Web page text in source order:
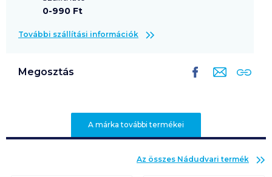
0-990 Ft
További szállítási információk
Megosztás
A márka további termékei
Az összes Nádudvari termék